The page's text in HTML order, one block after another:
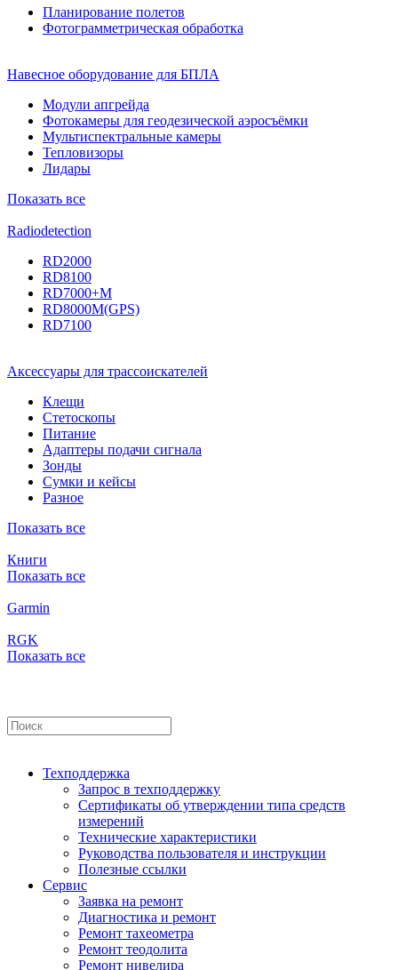
Планирование полетов
Фотограмметрическая обработка
Навесное оборудование для БПЛА
Модули апгрейда
Фотокамеры для геодезической аэросъёмки
Мультиспектральные камеры
Тепловизоры
Лидары
Показать все
Radiodetection
RD2000
RD8100
RD7000+M
RD8000M(GPS)
RD7100
Аксессуары для трассоискателей
Клещи
Стетоскопы
Питание
Адаптеры подачи сигнала
Зонды
Сумки и кейсы
Разное
Показать все
Книги
Показать все
Garmin
RGK
Показать все
Техподдержка
Запрос в техподдержку
Сертификаты об утверждении типа средств
измерений
Технические характеристики
Руководства пользователя и инструкции
Полезные ссылки
Сервис
Заявка на ремонт
Диагностика и ремонт
Ремонт тахеометра
Ремонт теодолита
Ремонт нивелира